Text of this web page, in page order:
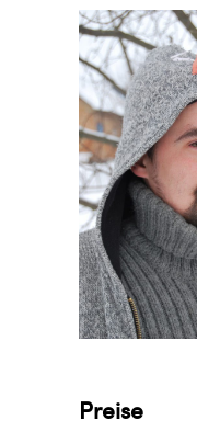
Preise